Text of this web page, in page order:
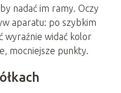
nadać im ramy. Oczy
aparatu: po szybkim
wyraźnie widać kolor
mocniejsze punkty.